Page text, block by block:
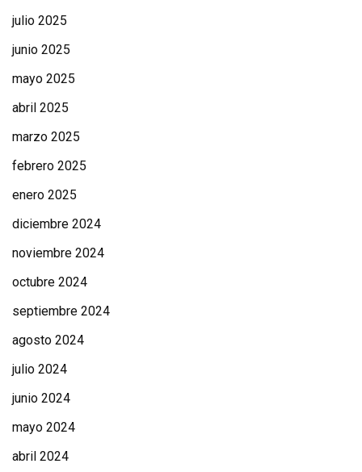
julio 2025
junio 2025
mayo 2025
abril 2025
marzo 2025
febrero 2025
enero 2025
diciembre 2024
noviembre 2024
octubre 2024
septiembre 2024
agosto 2024
julio 2024
junio 2024
mayo 2024
abril 2024